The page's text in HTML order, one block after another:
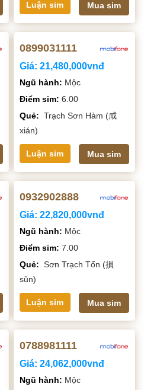
Luận sim Mua sim
0899031111
Giá:21,480,000vnđ
Ngũ hành: Mộc
Điểm sim:6.00
Quẻ: Trạch Sơn Hàm (咸
xián)
Luận sim Mua sim
0932902888
Giá:22,820,000vnđ
Ngũ hành: Mộc
Điểm sim:7.00
Quẻ: Sơn Trạch Tổn (損
sǔn)
Luận sim Mua sim
0788981111
Giá:24,062,000vnđ
Ngũ hành: Mộc